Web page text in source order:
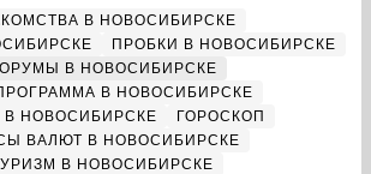
В НОВОСИБИРСКЕ
ПРОБКИ В НОВОСИБИРСКЕ
В НОВОСИБИРСКЕ
В НОВОСИБИРСКЕ
НОВОСИБИРСКЕ
ГОРОСКОП
ВАЛЮТ В НОВОСИБИРСКЕ
В НОВОСИБИРСКЕ